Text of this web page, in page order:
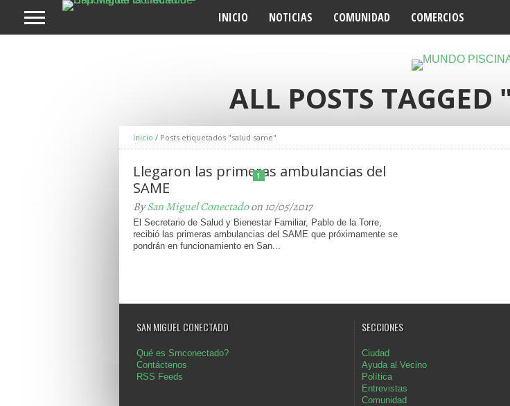
INICIO NOTICIAS COMUNIDAD COMERCIOS
ALL POSTS
Inicio / Posts etiquetados "salud same"
1
Llegaron las primeras ambulancias del
SAME
BySan Miguel Conectadoon 10/05/2017
El Secretario de Salud y Bienestar Familiar, Pablo de la Torre,
recibió las primeras ambulancias del SAME que próximamente se
pondrán en funcionamiento en San...
SAN MIGUEL CONECTADO
Qué es Smconectado?
Contáctenos
RSS Feeds
SECCIONES
Ciudad
Ayuda al Vecino
Política
Entrevistas
Comunidad